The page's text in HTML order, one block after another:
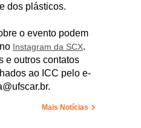
dos plásticos.
o evento podem
Instagram da SCX.
e outros contatos
ao ICC pelo e-
Mais Notícias